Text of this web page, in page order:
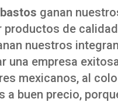
ganan
productos de
nuestros
una empresa
mexicanos, al
a buen precio,